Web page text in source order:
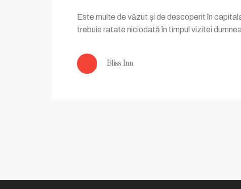
Este multe de văzut și de descoperit în
trebuie ratate niciodată în timpul vizitei
Bliss Inn